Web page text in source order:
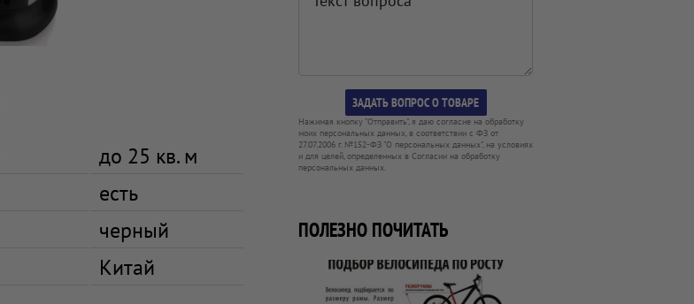
до 25 кв. м
есть
черный
Китай
Нажимая кнопку "Отправить", я даю согласие на обработку
моих персональных данных, в соответствии с ФЗ от
27.07.2006 г. №152-ФЗ "О персональных данных", на условиях
и для целей, определенных в Согласии на обработку
персональных данных.
ПОЛЕЗНО ПОЧИТАТЬ